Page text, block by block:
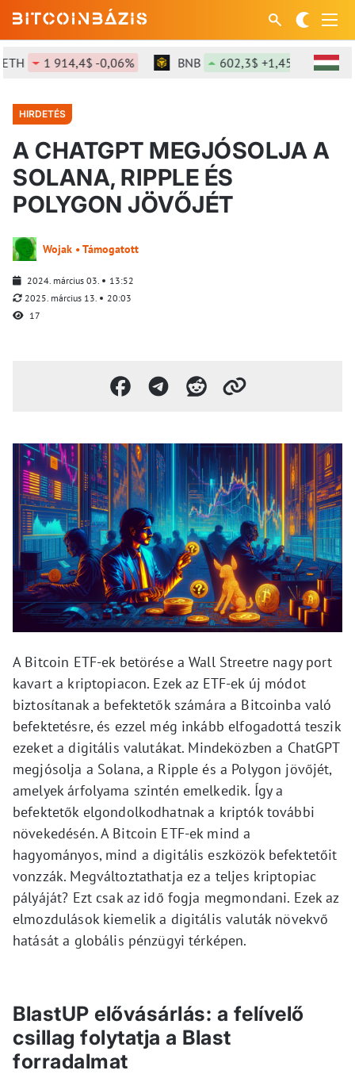
1 914,4$ -0,06% BNB 602,3$ +1,45% SOL
HIRDETÉS
A CHATGPT MEGJÓSOLJA A
SOLANA, RIPPLE ÉS
POLYGON JÖVŐJÉT
Wojak • Támogatott
2024. március 03.
13:52
2025. március 13.
20:03
17
A Bitcoin ETF-ek betörése a Wall Streetre nagy port
kavart a kriptopiacon. Ezek az ETF-ek új módot
biztosítanak a befektetők számára a Bitcoinba való
befektetésre, és ezzel még inkább elfogadottá teszik
ezeket a digitális valutákat. Mindeközben a ChatGPT
megjósolja a Solana, a Ripple és a Polygon jövőjét,
amelyek árfolyama szintén emelkedik. Így a
befektetők elgondolkodhatnak a kriptók további
növekedésén. A Bitcoin ETF-ek mind a
hagyományos, mind a digitális eszközök befektetőit
vonzzák. Megváltoztathatja ez a teljes kriptopiac
pályáját? Ezt csak az idő fogja megmondani. Ezek az
elmozdulások kiemelik a digitális valuták növekvő
hatását a globális pénzügyi térképen.
BlastUP elővásárlás: a felívelő
csillag folytatja a Blast
forradalmat